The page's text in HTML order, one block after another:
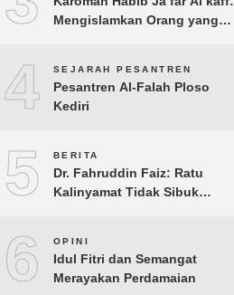
Mengislamkan Orang yang
4 SEJARAH PESANTREN
Pesantren Al-Falah Ploso
Kediri
5 BERITA
Dr. Fahruddin Faiz: Ratu
Kalinyamat Tidak Sibuk
Perekonomian Rakyatnya
6 OPINI
Idul Fitri dan Semangat
Merayakan Perdamaian